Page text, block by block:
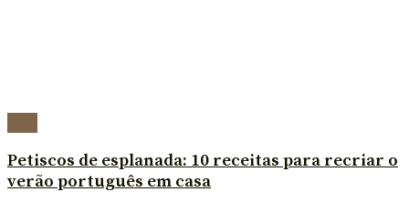
Petiscos de esplanada: 10 receitas para recriar o
verão português em casa